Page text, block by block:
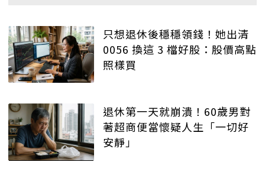
只想退休後穩穩領錢！她出清
0056 換這 3 檔好股：股價高點
照樣買
退休第一天就崩潰！60歲男對
著超商便當懷疑人生「一切好
安靜」